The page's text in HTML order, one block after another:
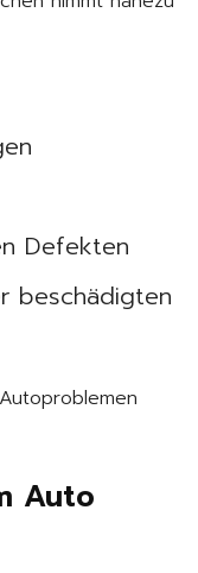
Defekten
beschädigten
Auto